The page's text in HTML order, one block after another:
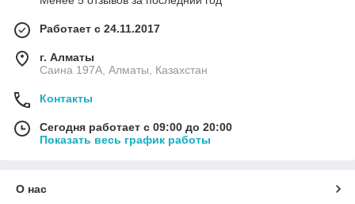
Работает с 24.11.2017
г. Алматы
Саина 197А, Алматы, Казахстан
Контакты
Сегодня работает с 09:00 до 20:00
Показать весь график работы
О нас